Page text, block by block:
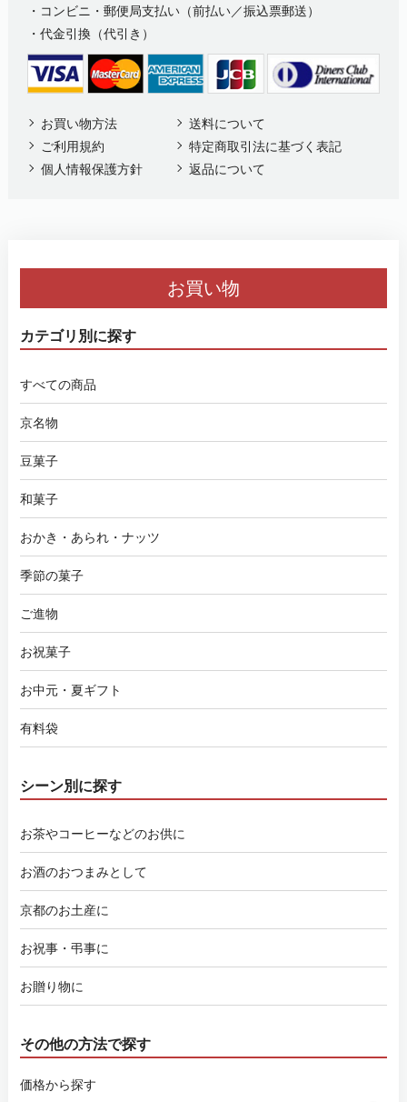
お買い物
カテゴリ別に探す
すべての商品
京名物
豆菓子
和菓子
おかき・あられ・ナッツ
季節の菓子
ご進物
お祝菓子
お中元・夏ギフト
有料袋
シーン別に探す
お茶やコーヒーなどのお供に
お酒のおつまみとして
京都のお土産に
お祝事・弔事に
お贈り物に
その他の方法で探す
価格から探す
・コンビニ・郵便局支払い（前払い／振込票郵送）
・代金引換（代引き）
お買い物方法
送料について
ご利用規約
特定商取引法に基づく表記
個人情報保護方針
返品について